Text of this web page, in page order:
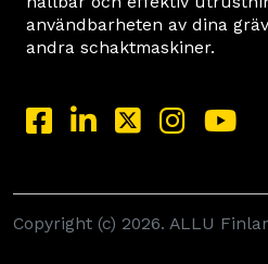
användbarheten av dina
andra schaktmaskiner.
Copyright (c) 2026. ALLU